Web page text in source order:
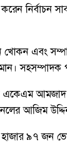
নির্বাচন
খোকন এবং
একেএম
আজিম
১১ হাজার